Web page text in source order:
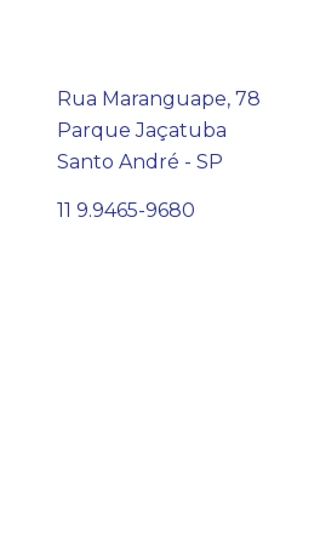
Rua Maranguape, 78
Parque Jaçatuba
Santo André - SP
11 9.9465-9680